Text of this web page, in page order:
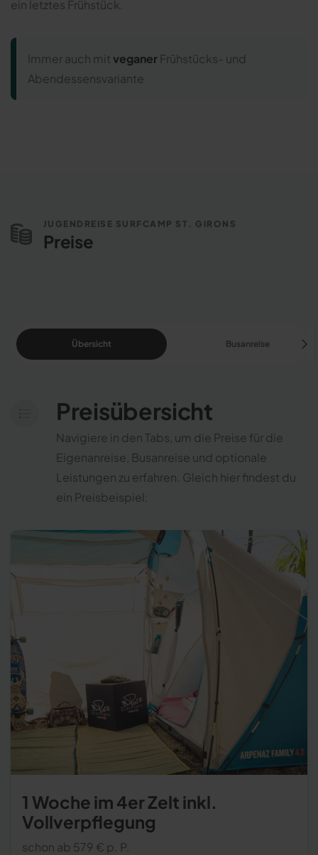
ein letztes Frühstück.
Immer auch mit veganer Frühstücks- und
Abendessensvariante
JUGENDREISE SURFCAMP ST. GIRONS
Preise
Übersicht Busanreise
Preisübersicht
Navigiere in den Tabs, um die Preise für die
Eigenanreise, Busanreise und optionale
Leistungen zu erfahren. Gleich hier findest du
ein Preisbeispiel:
1 Woche im 4er Zelt inkl.
Vollverpflegung
schon ab 579 € p. P.